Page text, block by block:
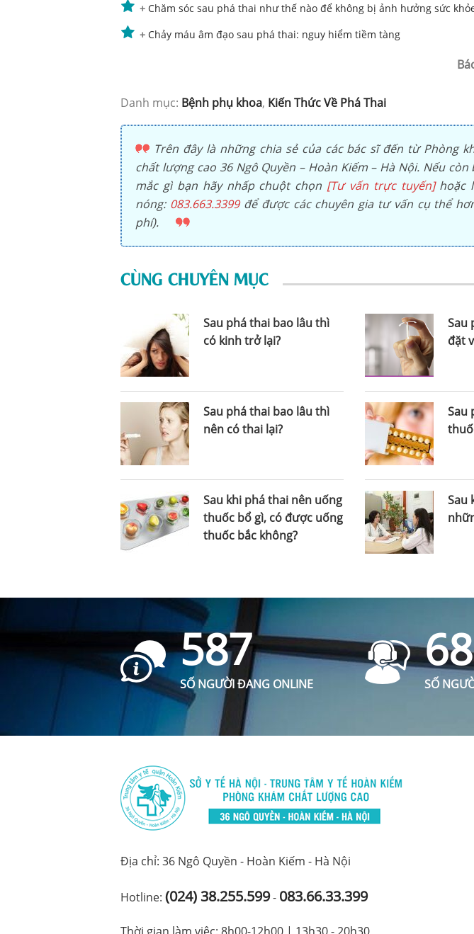
+ Chăm sóc sau phá thai như thế nào để không bị ảnh hưởng sức
+ Chảy máu âm đạo sau phá thai: nguy hiểm tiềm tàng
Danh mục: Bệnh phụ khoa, Kiến Thức Về Phá Thai
Trên đây là những chia sẻ của các bác sĩ đến từ Phòng
chất lượng cao 36 Ngô Quyền – Hoàn Kiếm – Hà Nội. Nếu
mắc gì bạn hãy nhấp chuột chọn [Tư vấn trực tuyến]hoặc
nóng: 083.663.3399để được các chuyên gia tư vấn cụ thể
phí).
CÙNG CHUYÊN MỤC
Sau phá thai bao lâu thì
có kinh trở lại?
Sau
đặt
Sau phá thai bao lâu thì
nên có thai lại?
Sau
Sau khi phá thai nên uống
thuốc bổ gì, có được uống
thuốc bắc không?
Sau
587
SỐ NGƯỜI ĐANG ONLINE
68
SỐ
Địa chỉ: 36 Ngô Quyền - Hoàn Kiếm - Hà Nội
Hotline: (024) 38.255.599- 083.66.33.399